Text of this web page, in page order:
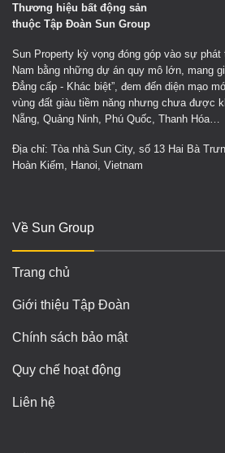
Thương hiệu bất động sản
thuộc Tập Đoàn Sun Group
Sun Property kỳ vọng đóng góp vào sự
Nam bằng những dự án quy mô lớn, mang
Đẳng cấp - Khác biệt”, đem đến diện mạo
vùng đất giàu tiềm năng nhưng chưa được
Nẵng, Quảng Ninh, Phú Quốc, Thanh Hóa…
Địa chỉ: Tòa nhà Sun City, số 13 Hai Bà
Hoàn Kiếm, Hanoi, Vietnam
Về Sun Group
Trang chủ
Giới thiệu Tập Đoàn
Chính sách bảo mật
Quy chế hoạt động
Liên hệ